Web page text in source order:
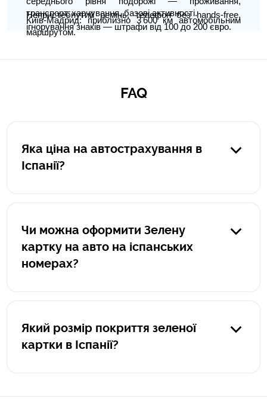
Непристебнутий ремінь, телефон без hands-free,
ігнорування знаків — штрафи від 100 до 200 євро.
транспорт, харчування, базові активності.
Київ-Мадрид: приблизно 3 600 км автомобільним
маршрутом.
FAQ
Яка ціна на автострахування в
Іспанії?
тож розраховується для кожного випадку індивідуально.
Чи можна оформити Зелену
картку на авто на іспанських
номерах?
транспорту з українською реєстрацією.
Який розмір покриття зеленої
картки в Іспанії?